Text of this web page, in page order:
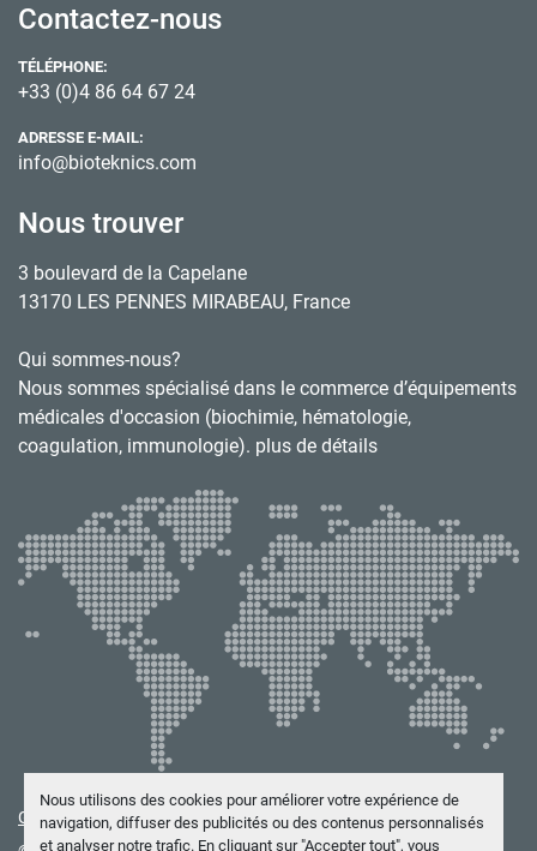
Nous utilisons des cookies pour améliorer votre expérience de
navigation, diffuser des publicités ou des contenus personnalisés
et analyser notre trafic. En cliquant sur "Accepter tout", vous
Contactez-nous
TÉLÉPHONE:
+33 (0)4 86 64 67 24
ADRESSE E-MAIL:
info@bioteknics.com
Nous trouver
3 boulevard de la Capelane
13170 LES PENNES MIRABEAU, France
Qui sommes-nous?
Nous sommes spécialisé dans le commerce d’équipements
médicales d'occasion (biochimie, hématologie,
coagulation, immunologie). plus de détails
Gérez les cookies